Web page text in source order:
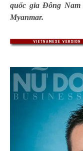
quốc gia Đông
Myanmar.